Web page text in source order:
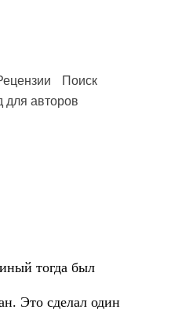
Поиск
для авторов
тогда был
Это сделал один